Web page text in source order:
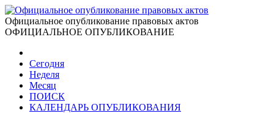
Официальное опубликование правовых актов
ОФИЦИАЛЬНОЕ ОПУБЛИКОВАНИЕ
Сегодня
Неделя
Месяц
ПОИСК
КАЛЕНДАРЬ ОПУБЛИКОВАНИЯ